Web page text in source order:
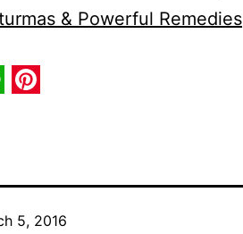
& Powerful Remedies
5, 2016